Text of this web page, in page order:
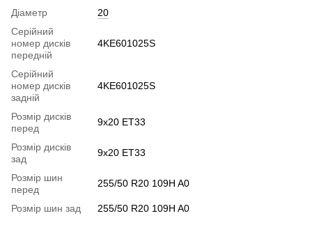
Діаметр
20
Серійний
номер дисків
передній
4KE601025S
Серійний
номер дисків
задній
4KE601025S
Розмір дисків
перед
9x20 ET33
Розмір дисків
зад
9x20 ET33
Розмір шин
перед
255/50 R20 109H A0
Розмір шин зад 255/50 R20 109H A0